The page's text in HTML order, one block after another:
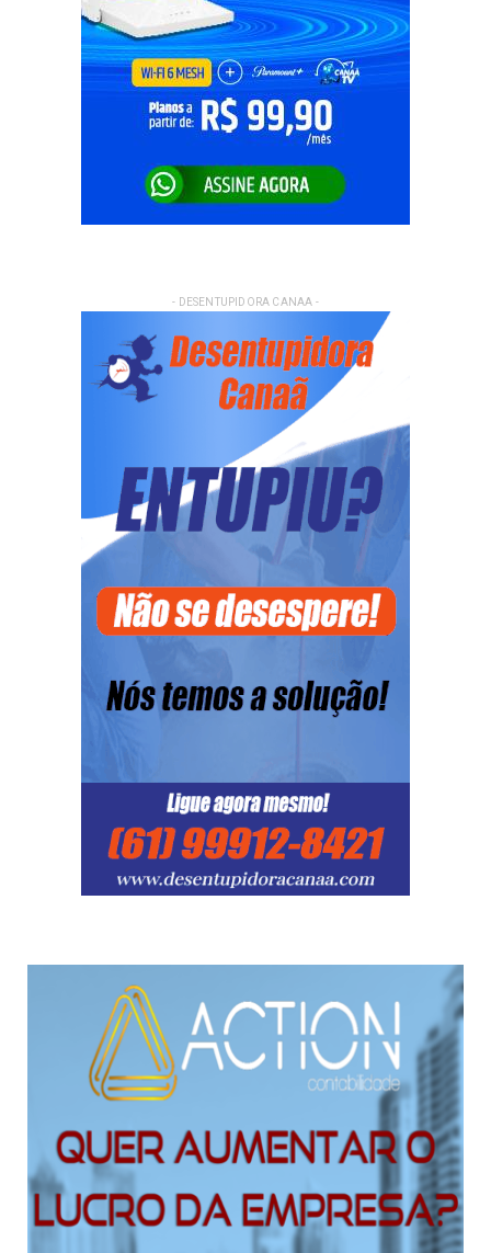
- DESENTUPIDORA CANAA -